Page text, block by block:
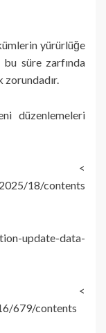
yürürlüğe
süre zarfında
zorundadır.
düzenlemeleri
<
18/contents
update-data-
<
679/contents